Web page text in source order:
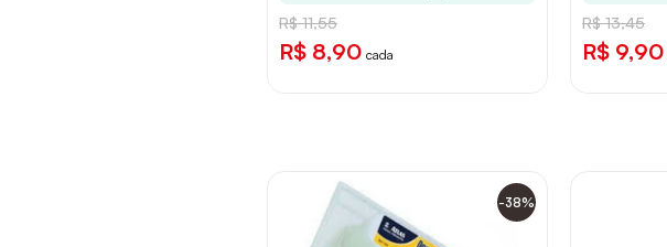
R$ 11,55
R$ 8,90 cada
R$ 13,45
R$ 9,90
-38%